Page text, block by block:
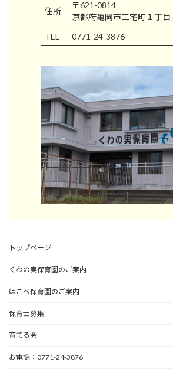
住所
〒621-0814
京都府亀岡市三宅町１丁目
TEL
0771-24-3876
トップページ
くわの実保育園のご案内
はこべ保育園のご案内
保育士募集
育てる会
お電話：0771-24-3876